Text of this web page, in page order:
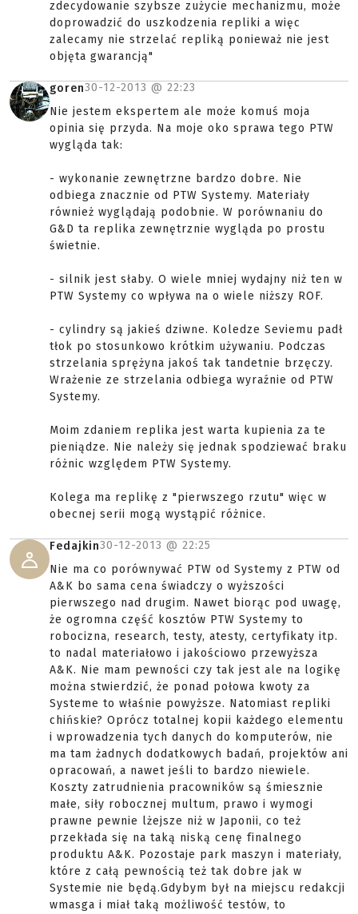
zdecydowanie szybsze zużycie mechanizmu, może
doprowadzić do uszkodzenia repliki a więc
zalecamy nie strzelać repliką ponieważ nie jest
objęta gwarancją"
goren30-12-2013 @ 22:23
Nie jestem ekspertem ale może komuś moja
opinia się przyda. Na moje oko sprawa tego PTW
wygląda tak:
- wykonanie zewnętrzne bardzo dobre. Nie
odbiega znacznie od PTW Systemy. Materiały
również wyglądają podobnie. W porównaniu do
G&D ta replika zewnętrznie wygląda po prostu
świetnie.
- silnik jest słaby. O wiele mniej wydajny niż ten w
PTW Systemy co wpływa na o wiele niższy ROF.
- cylindry są jakieś dziwne. Koledze Seviemu padł
tłok po stosunkowo krótkim używaniu. Podczas
strzelania sprężyna jakoś tak tandetnie brzęczy.
Wrażenie ze strzelania odbiega wyraźnie od PTW
Systemy.
Moim zdaniem replika jest warta kupienia za te
pieniądze. Nie należy się jednak spodziewać braku
różnic względem PTW Systemy.
Kolega ma replikę z "pierwszego rzutu" więc w
obecnej serii mogą wystąpić różnice.
Fedajkin30-12-2013 @ 22:25
Nie ma co porównywać PTW od Systemy z PTW od
A&K bo sama cena świadczy o wyższości
pierwszego nad drugim. Nawet biorąc pod uwagę,
że ogromna część kosztów PTW Systemy to
robocizna, research, testy, atesty, certyfikaty itp.
to nadal materiałowo i jakościowo przewyższa
A&K. Nie mam pewności czy tak jest ale na logikę
można stwierdzić, że ponad połowa kwoty za
Systeme to właśnie powyższe. Natomiast repliki
chińskie? Oprócz totalnej kopii każdego elementu
i wprowadzenia tych danych do komputerów, nie
ma tam żadnych dodatkowych badań, projektów ani
opracowań, a nawet jeśli to bardzo niewiele.
Koszty zatrudnienia pracowników są śmiesznie
małe, siły robocznej multum, prawo i wymogi
prawne pewnie lżejsze niż w Japonii, co też
przekłada się na taką niską cenę finalnego
produktu A&K. Pozostaje park maszyn i materiały,
które z całą pewnością też tak dobre jak w
Systemie nie będą.Gdybym był na miejscu redakcji
wmasga i miał taką możliwość testów, to